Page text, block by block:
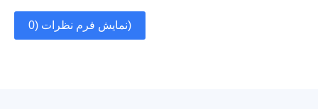
نمایش فرم نظرات (0)